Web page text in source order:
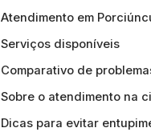
Atendimento em
Serviços disponíveis
Comparativo de
Sobre o atendimento na
Dicas para evitar